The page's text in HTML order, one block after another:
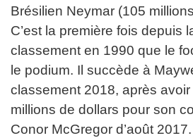
Brésilien Neymar (105
C’est la première fois depuis
classement en 1990 que le
le podium. Il succède à
classement 2018, après
millions de dollars pour son
Conor McGregor d’août 2017.